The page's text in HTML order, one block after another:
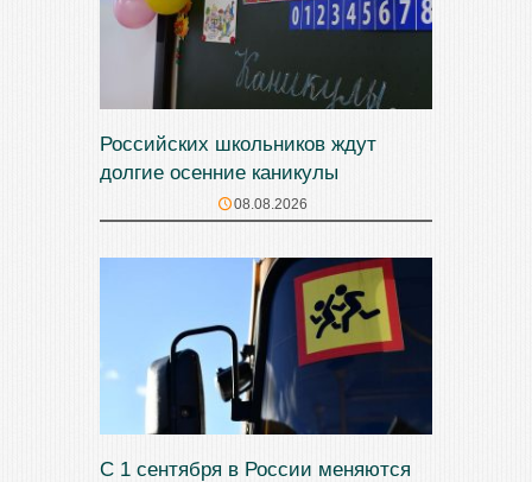
Российских школьников ждут
долгие осенние каникулы
08.08.2026
С 1 сентября в России меняются